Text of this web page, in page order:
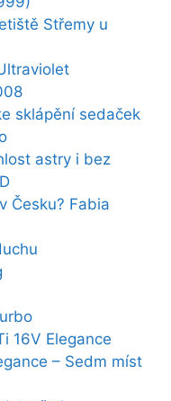
Střemy u
sklápění sedaček
astry i bez
Česku? Fabia
16V Elegance
– Sedm míst